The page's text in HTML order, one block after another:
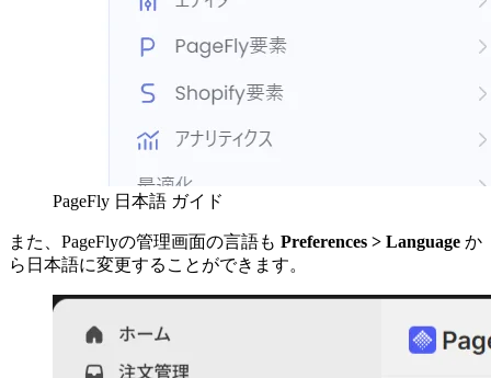
PageFly 日本語 ガイド
また、PageFlyの管理画面の言語も Preferences > Language か
ら日本語に変更することができます。